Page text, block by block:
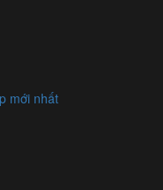
mới nhất